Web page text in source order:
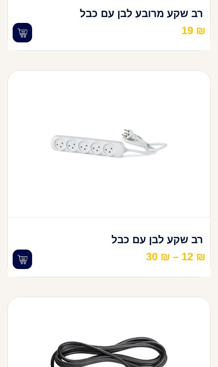
רב שקע מרובע לבן עם כבל
19 ₪
רב שקע לבן עם כבל
12 ₪
–
30 ₪